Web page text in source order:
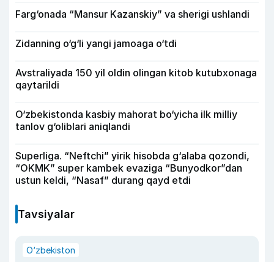
Farg‘onada “Mansur Kazanskiy” va sherigi ushlandi
Zidanning o‘g‘li yangi jamoaga o‘tdi
Avstraliyada 150 yil oldin olingan kitob kutubxonaga
qaytarildi
O‘zbekistonda kasbiy mahorat bo‘yicha ilk milliy
tanlov g‘oliblari aniqlandi
Superliga. “Neftchi” yirik hisobda g‘alaba qozondi,
“OKMK” super kambek evaziga “Bunyodkor”dan
ustun keldi, “Nasaf” durang qayd etdi
Tavsiyalar
O‘zbekiston